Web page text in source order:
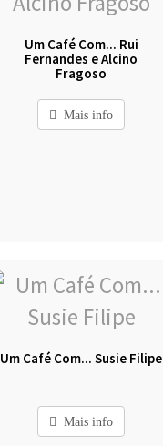
Um Café Com... Rui
Fernandes e Alcino
Fragoso
Mais info
Um Café Com... Susie Filipe
Mais info